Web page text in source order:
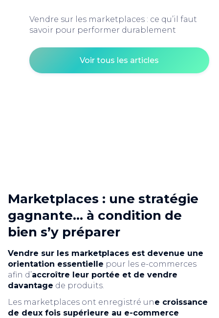
Vendre sur les marketplaces : ce qu’il faut
savoir pour performer durablement
Voir tous les articles
Marketplaces : une stratégie
gagnante… à condition de
bien s’y préparer
Vendre sur les marketplaces est devenue une
orientation essentielle pour les e-commerces
afin d’accroître leur portée et de vendre
davantage de produits.
Les marketplaces ont enregistré une croissance
de deux fois supérieure au e-commerce